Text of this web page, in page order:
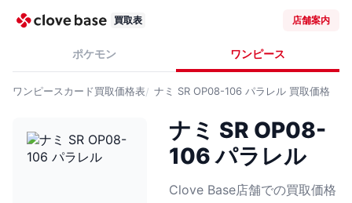
買取表 店舗案内
ポケモン ワンピース
ワンピースカード買取価格表 ナミ SR OP08-106 パラレル 買取価格
ナミ SR OP08-
106 パラレル
Clove Base店舗での買取価格